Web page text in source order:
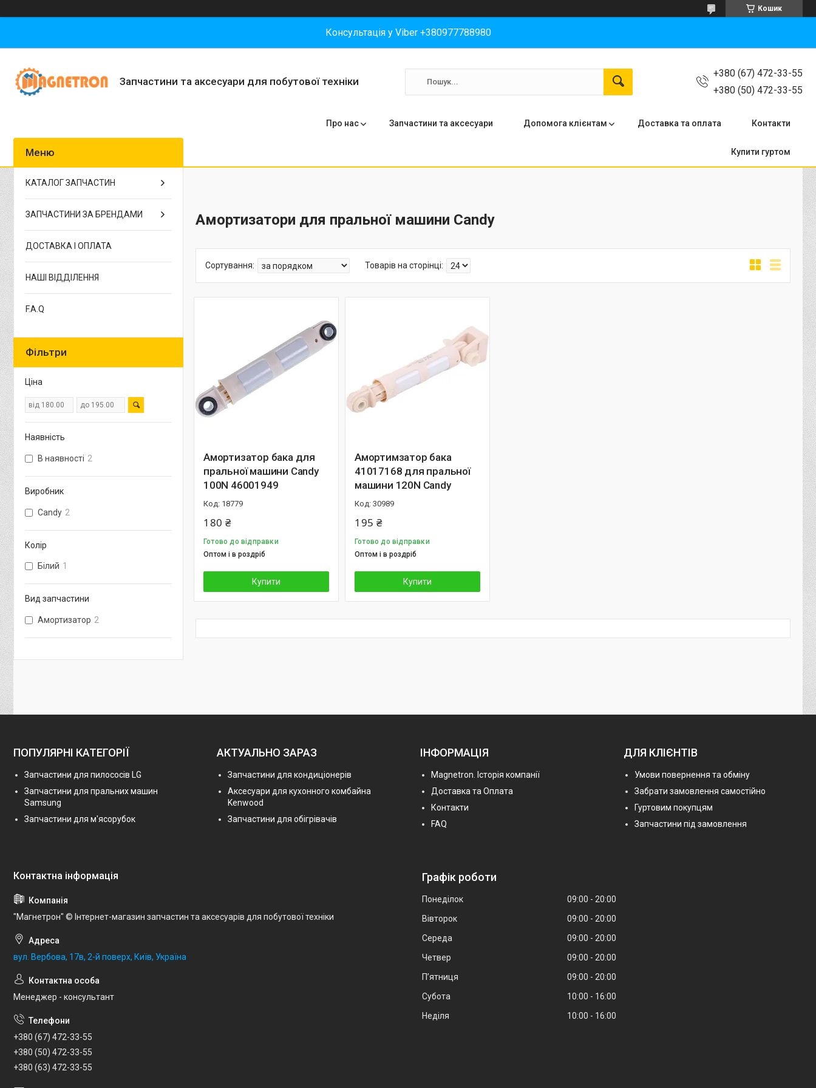
Кошик
Консультація у Viber +380977788980
Запчастини та аксесуари для побутової техніки
+380 (67) 472-33-55
+380 (50) 472-33-55
Про нас Запчастини та аксесуари Допомога клієнтам Доставка та оплата Контакти
Купити гуртом
Амортизатори для пральної машини Candy
Амортизатор бака для
пральної машини Candy
100N 46001949
18779
180 ₴
Готово до відправки
Оптом і в роздріб
Купити
Амортимзатор бака
41017168 для пральної
машини 120N Candy
30989
195 ₴
Готово до відправки
Оптом і в роздріб
Купити
КАТАЛОГ ЗАПЧАСТИН
ЗАПЧАСТИНИ ЗА БРЕНДАМИ
ДОСТАВКА І ОПЛАТА
НАШІ ВІДДІЛЕННЯ
F.A.Q
Фільтри
Ціна
Наявність
В наявності 2
Виробник
Candy 2
Колір
Білий 1
Вид запчастини
Амортизатор 2
ПОПУЛЯРНІ КАТЕГОРІЇ
Запчастини для пилососів LG
Запчастини для пральних машин
Samsung
Запчастини для м'ясорубок
АКТУАЛЬНО ЗАРАЗ
Запчастини для кондиціонерів
Аксесуари для кухонного комбайна
Kenwood
Запчастини для обігрівачів
ІНФОРМАЦІЯ
Magnetron. Історія компанії
Доставка та Оплата
Контакти
FAQ
ДЛЯ КЛІЄНТІВ
Умови повернення та обміну
Забрати замовлення самостійно
Гуртовим покупцям
Запчастини під замовлення
"Магнетрон" © Інтернет-магазин запчастин та аксесуарів для побутової техніки
вул. Вербова, 17в, 2-й поверх, Київ, Україна
Менеджер - консультант
+380 (67) 472-33-55
+380 (50) 472-33-55
+380 (63) 472-33-55
Графік роботи
Понеділок 09:00
20:00
Вівторок
09:00
20:00
Середа
09:00
20:00
Четвер
09:00
20:00
Пʼятниця
09:00
20:00
Субота
10:00
16:00
Неділя
10:00 16:00